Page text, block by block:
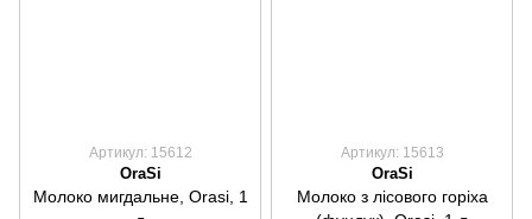
Артикул: 15612
OraSi
Молоко мигдальне, Orasi, 1
Артикул: 15613
OraSi
Молоко з лісового горіха